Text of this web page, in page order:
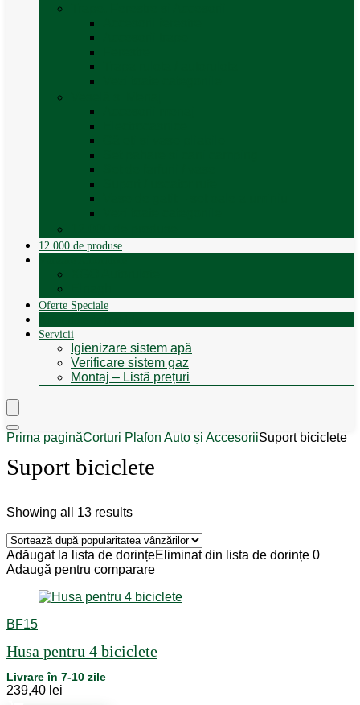
12.000 de produse
Oferte Speciale
Servicii
Igienizare sistem apă
Verificare sistem gaz
Montaj – Listă prețuri
Prima paginăCorturi Plafon Auto și AccesoriiSuport biciclete
Suport biciclete
Showing all 13 resultsSorted
popularity
Adăugat la lista de dorințeEliminat din lista de dorințe 0
Adaugă pentru comparare
BF15
Husa pentru 4 biciclete
Livrare în 7-10 zile
239,40 lei